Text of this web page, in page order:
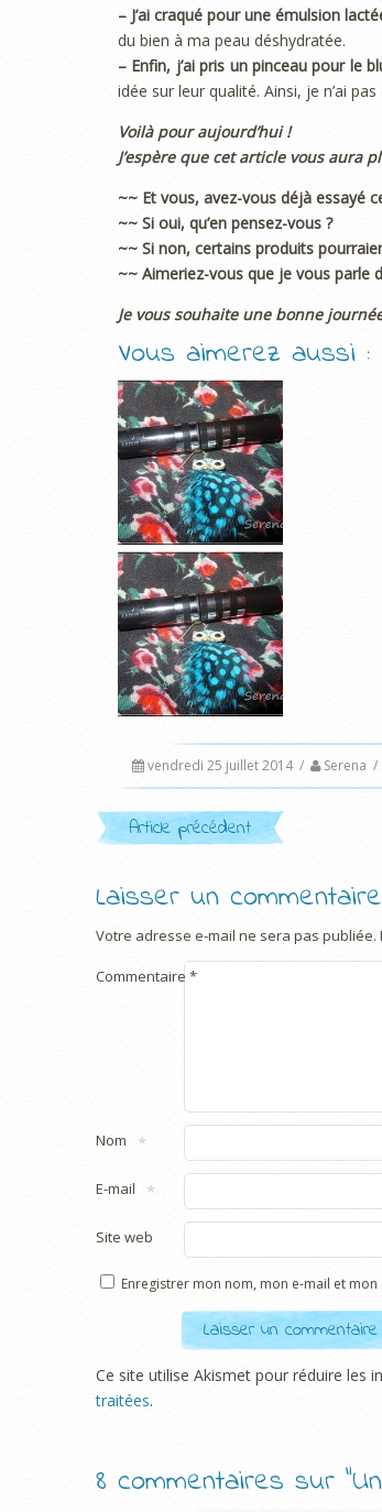
– J’ai craqué pour une émulsion
du bien à ma peau déshydratée.
– Enfin, j’ai pris un pinceau pour le
idée sur leur qualité. Ainsi, je n’ai
Voilà pour aujourd’hui !
J’espère que cet article vous aura
~~ Et vous, avez-vous déjà essayé
~~ Si oui, qu’en pensez-vous ?
~~ Si non, certains produits
~~ Aimeriez-vous que je vous parle
Je vous souhaite une bonne
Vous aimerez aussi :
vendredi 25 juillet 2014 / Serena /
Post navigation
Article précédent
Laisser un commentaire
Votre adresse e-mail ne sera pas publiée.
Commentaire *
Nom *
E-mail *
Site web
Enregistrer mon nom, mon e-mail et
Ce site utilise Akismet pour réduire les
traitées.
8 commentaires sur “